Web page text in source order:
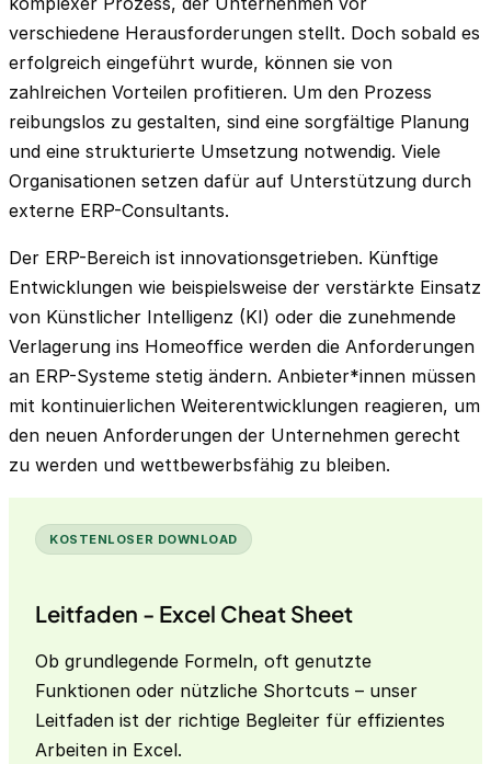
verschiedene Herausforderungen stellt. Doch sobald es
erfolgreich eingeführt wurde, können sie von
zahlreichen Vorteilen profitieren. Um den Prozess
reibungslos zu gestalten, sind eine sorgfältige Planung
und eine strukturierte Umsetzung notwendig. Viele
Organisationen setzen dafür auf Unterstützung durch
externe ERP-Consultants.
Der ERP-Bereich ist innovationsgetrieben. Künftige
Entwicklungen wie beispielsweise der verstärkte Einsatz
von Künstlicher Intelligenz (KI) oder die zunehmende
Verlagerung ins Homeoffice werden die Anforderungen
an ERP-Systeme stetig ändern. Anbieter*innen müssen
mit kontinuierlichen Weiterentwicklungen reagieren, um
den neuen Anforderungen der Unternehmen gerecht
zu werden und wettbewerbsfähig zu bleiben.
KOSTENLOSER DOWNLOAD
Leitfaden - Excel Cheat Sheet
Ob grundlegende Formeln, oft genutzte
Funktionen oder nützliche Shortcuts – unser
Leitfaden ist der richtige Begleiter für effizientes
Arbeiten in Excel.